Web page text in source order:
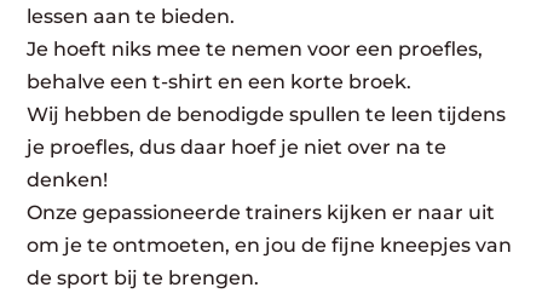
lessen aan te bieden.
Je hoeft niks mee te nemen voor een proefles,
behalve een t-shirt en een korte broek.
Wij hebben de benodigde spullen te leen tijdens
je proefles, dus daar hoef je niet over na te
denken!
Onze gepassioneerde trainers kijken er naar uit
om je te ontmoeten, en jou de fijne kneepjes van
de sport bij te brengen.